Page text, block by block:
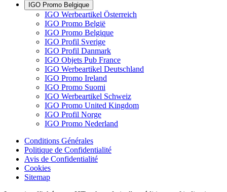
IGO Promo Belgique
IGO Werbeartikel Österreich
IGO Promo België
IGO Promo Belgique
IGO Profil Sverige
IGO Profil Danmark
IGO Objets Pub France
IGO Werbeartikel Deutschland
IGO Promo Ireland
IGO Promo Suomi
IGO Werbeartikel Schweiz
IGO Promo United Kingdom
IGO Profil Norge
IGO Promo Nederland
Conditions Générales
Politique de Confidentialité
Avis de Confidentialité
Cookies
Sitemap